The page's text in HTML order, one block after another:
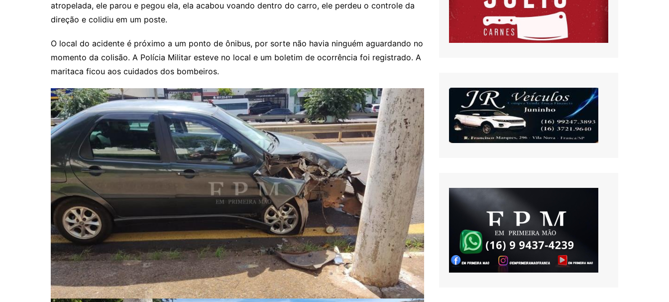
atropelada, ele parou e pegou ela, ela acabou voando dentro do carro, ele perdeu o controle da
direção e colidiu em um poste.
O local do acidente é próximo a um ponto de ônibus, por sorte não havia ninguém aguardando no
momento da colisão. A Polícia Militar esteve no local e um boletim de ocorrência foi registrado. A
maritaca ficou aos cuidados dos bombeiros.